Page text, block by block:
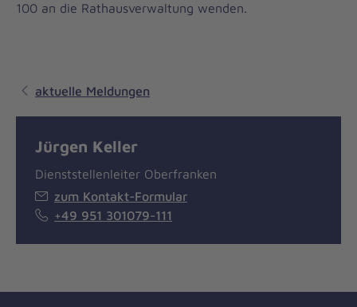
100 an die Rathausverwaltung wenden.
aktuelle Meldungen
Jürgen Keller
Dienststellenleiter Oberfranken
zum Kontakt-Formular
+49 951 301079-111